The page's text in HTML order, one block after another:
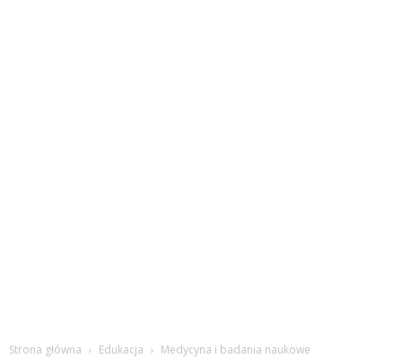
Strona główna Edukacja Medycyna i badania naukowe